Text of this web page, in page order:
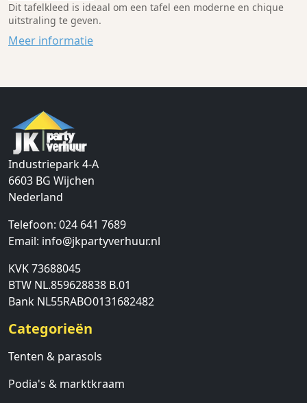
Dit tafelkleed is ideaal om een tafel een moderne en chique
uitstraling te geven.
Meer informatie
Industriepark 4-A
6603 BG Wijchen
Nederland
Telefoon: 024 641 7689
Email: info@jkpartyverhuur.nl
KVK 73688045
BTW NL.859628838 B.01
Bank NL55RABO0131682482
Categorieën
Tenten & parasols
Podia's & marktkraam